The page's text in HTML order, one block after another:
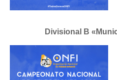
Divisional B